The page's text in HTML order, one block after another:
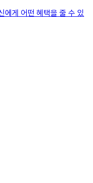
에게 어떤 혜택을 줄 수 있